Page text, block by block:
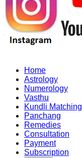
Home
Astrology
Numerology
Vasthu
Kundli Matching
Panchang
Remedies
Consultation
Payment
Subscription